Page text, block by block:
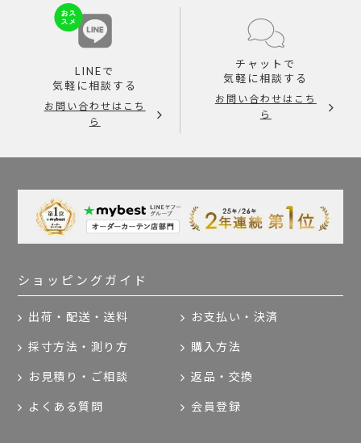
LINEで
気軽に相談する
お問い合わせはこち
ら
チャットで
気軽に相談する
お問い合わせはこち
ら
ショッピングガイド
出荷・配送・送料 お支払い・決済
採寸方法・測り方 購入方法
お見積り・ご相談 返品・交換
よくある質問 会員登録